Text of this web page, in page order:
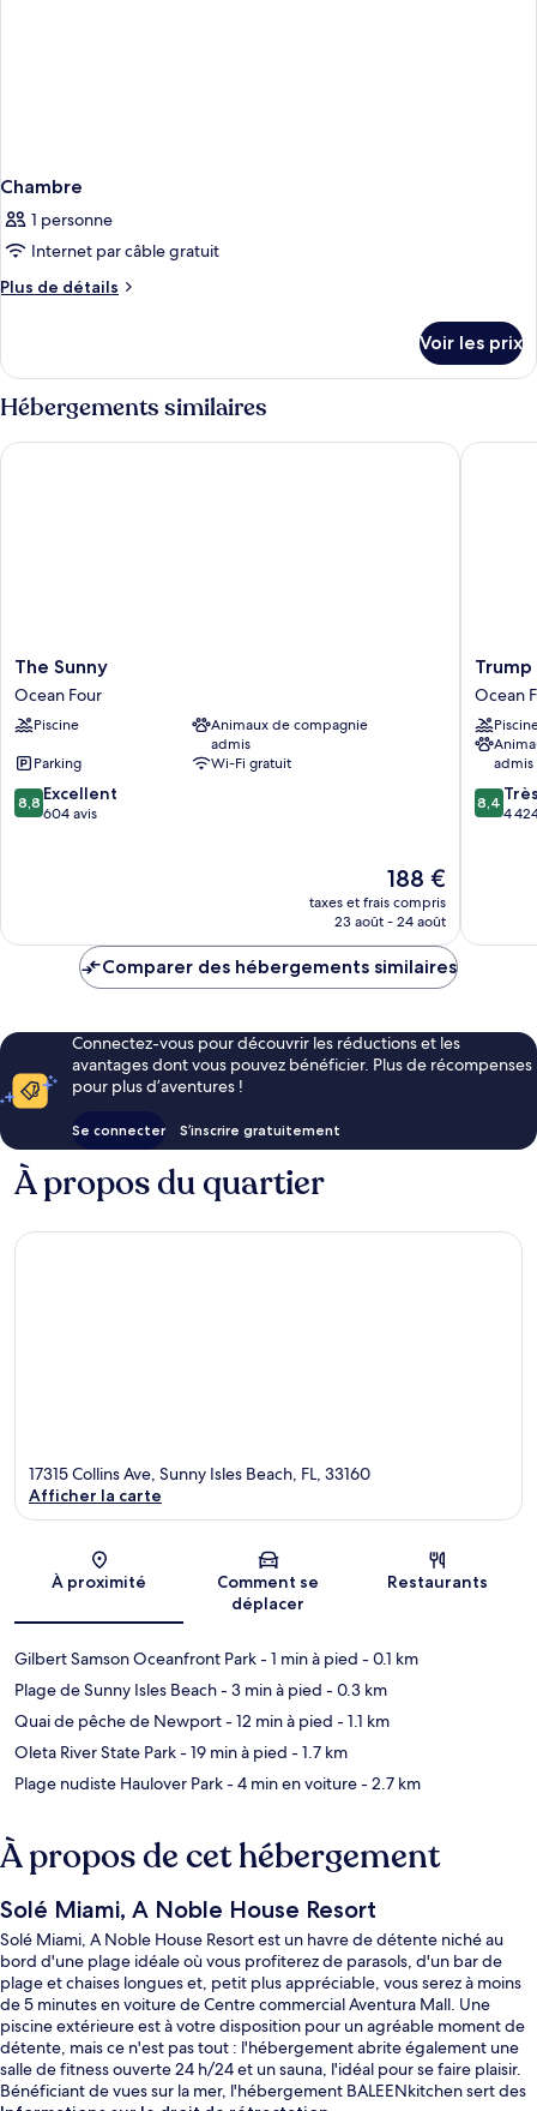
Chambre
1 personne
Internet par câble gratuit
Plus de détails
Plus
le
type
de
chambre
Chambre
Voir les prix
Hébergements similaires
The
Sunny
Ocean
Four
The Sunny
Ocean Four
Piscine
Animaux de compagnie
admis
Parking
Wi-Fi gratuit
8.8
sur
8,8 Excellent
604 avis
Le
nouveau
prix
de
188 €
taxes et frais compris
23 août - 24 août
The Sunny
Trump
Beach
Resort
Ocean
Four
Ocean
admis
8.4
sur
8,4
4
Trump
Comparer des hébergements similaires
Connectez-vous pour découvrir les réductions et les
avantages dont vous pouvez bénéficier. Plus de récompenses
pour plus d’aventures !
Se connecter S’inscrire gratuitement
À propos du quartier
Carte
17315 Collins Ave, Sunny Isles Beach, FL, 33160
Afficher la carte
À proximité
Comment se
déplacer
Restaurants
Gilbert Samson Oceanfront Park- 1 min à pied - 0.1 km
Plage de Sunny Isles Beach- 3 min à pied - 0.3 km
Quai de pêche de Newport- 12 min à pied - 1.1 km
Oleta River State Park- 19 min à pied - 1.7 km
Plage nudiste Haulover Park- 4 min en voiture- 2.7 km
À propos de cet hébergement
Solé Miami, A Noble House Resort
Solé Miami, A Noble House Resort est un havre de détente niché au
bord d'une plage idéale où vous profiterez de parasols, d'un bar de
plage et chaises longues et, petit plus appréciable, vous serez à moins
de 5 minutes en voiture de Centre commercial Aventura Mall. Une
piscine extérieure est à votre disposition pour un agréable moment de
détente, mais ce n'est pas tout : l'hébergement abrite également une
salle de fitness ouverte 24 h/24 et un sauna, l'idéal pour se faire plaisir.
Bénéficiant de vues sur la mer, l'hébergement BALEENkitchen sert des